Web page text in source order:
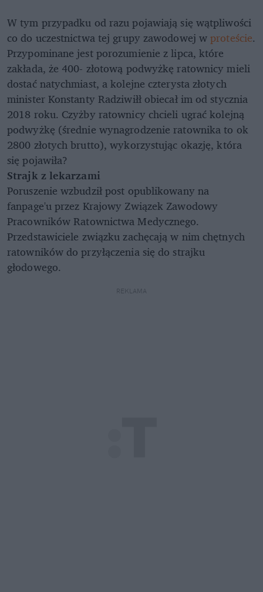
W tym przypadku od razu pojawiają się wątpliwości
co do uczestnictwa tej grupy zawodowej wproteście.
Przypominane jest porozumienie z lipca, które
zakłada, że 400- złotową podwyżkę ratownicy mieli
dostać natychmiast, a kolejne czterysta złotych
minister Konstanty Radziwiłł obiecał im od stycznia
2018 roku. Czyżby ratownicy chcieli ugrać kolejną
podwyżkę (średnie wynagrodzenie ratownika to ok
2800 złotych brutto), wykorzystując okazję, która
się pojawiła?
Strajk z lekarzami
Poruszenie wzbudził post opublikowany na
fanpage'u przez Krajowy Związek Zawodowy
Pracowników Ratownictwa Medycznego.
Przedstawiciele związku zachęcają w nim chętnych
ratowników do przyłączenia się do strajku
głodowego.
REKLAMA